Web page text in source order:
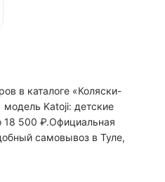
в каталоге «Коляски-
модель Katoji: детские
18 500 ₽.Официальная
самовывоз в Туле,